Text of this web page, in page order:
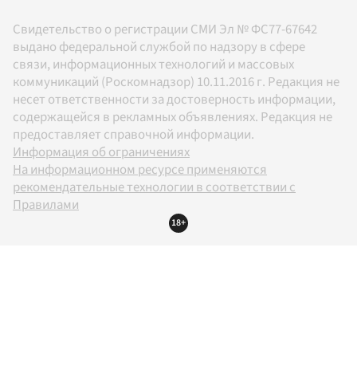
Свидетельство о регистрации СМИ Эл № ФС77-67642
выдано федеральной службой по надзору в сфере
связи, информационных технологий и массовых
коммуникаций (Роскомнадзор) 10.11.2016 г. Редакция не
несет ответственности за достоверность информации,
содержащейся в рекламных объявлениях. Редакция не
предоставляет справочной информации.
Информация об ограничениях
На информационном ресурсе применяются
рекомендательные технологии в соответствии с
Правилами
18+